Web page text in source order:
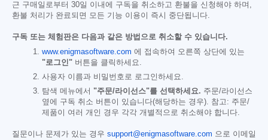
근 구매일로부터 30일 이내에 구독을 취소하고 환불을 신청해야 하며,
환불 처리가 완료되면 모든 기능 이용이 즉시 중단됩니다.
구독 또는 체험판은 다음과 같은 방법으로 취소할 수 있습니다.
www.enigmasoftware.com 에 접속하여 오른쪽 상단에 있는
"로그인" 버튼을 클릭하세요.
사용자 이름과 비밀번호로 로그인하세요.
탐색 메뉴에서 "주문/라이선스"를 선택하세요. 주문/라이선스
옆에 구독 취소 버튼이 있습니다(해당하는 경우). 참고: 주문/
제품이 여러 개인 경우 각각 개별적으로 취소해야 합니다.
질문이나 문제가 있는 경우 support@enigmasoftware.com 으로 이메일